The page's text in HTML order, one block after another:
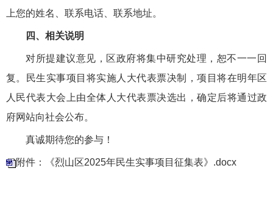
上您的姓名、联系电话、联系地址。
四、相关说明
对所提建议意见，区政府将集中研究处理，恕不一一回
复。民生实事项目将实施人大代表票决制，项目将在明年区
人民代表大会上由全体人大代表票决选出，确定后将通过政
府网站向社会公布。
真诚期待您的参与！
附件：《烈山区2025年民生实事项目征集表》.docx